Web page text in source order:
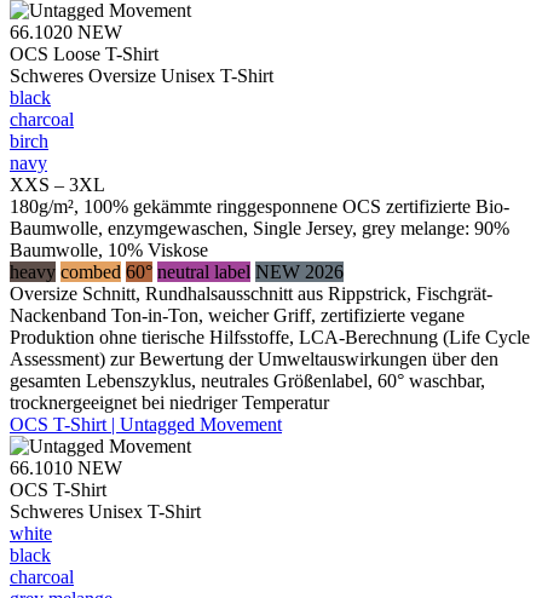
66.1020 NEW
OCS Loose T-Shirt
Schweres Oversize Unisex T-Shirt
black
charcoal
birch
navy
XXS – 3XL
180g/m², 100% gekämmte ringgesponnene OCS zertifizierte Bio-
Baumwolle, enzymgewaschen, Single Jersey, grey melange: 90%
Baumwolle, 10% Viskose
heavy combed 60° neutral label NEW 2026
Oversize Schnitt, Rundhalsausschnitt aus Rippstrick, Fischgrät-
Nackenband Ton-in-Ton, weicher Griff, zertifizierte vegane
Produktion ohne tierische Hilfsstoffe, LCA-Berechnung (Life Cycle
Assessment) zur Bewertung der Umweltauswirkungen über den
gesamten Lebenszyklus, neutrales Größenlabel, 60° waschbar,
trocknergeeignet bei niedriger Temperatur
OCS T-Shirt | Untagged Movement
66.1010 NEW
OCS T-Shirt
Schweres Unisex T-Shirt
white
black
charcoal